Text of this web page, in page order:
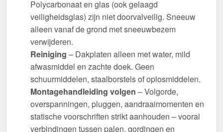
Polycarbonaat en glas (ook gelaagd
veiligheidsglas) zijn niet doorvalveilig. Sneeuw
alleen vanaf de grond met sneeuwbezem
verwijderen.
Reiniging – Dakplaten alleen met water, mild
afwasmiddel en zachte doek. Geen
schuurmiddelen, staalborstels of oplosmiddelen.
Montagehandleiding volgen – Volgorde,
overspanningen, pluggen, aandraaimomenten en
statische voorschriften strikt aanhouden – vooral
verbindingen tussen palen, gordingen en